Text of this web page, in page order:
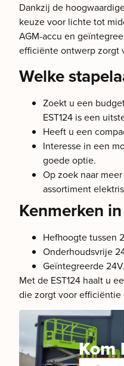
Dankzij de
keuze voor lichte tot
AGM-accu en
efficiënte ontwerp zorgt
Welke
Zoekt u een
EST124 is een
Heeft u een
Interesse in een
goede optie.
Op zoek naar
assortiment
Kenmerken
Hefhoogte tussen
Onderhoudsvrije
Geïntegreerde
Met de EST124 haalt u
die zorgt voor efficiëntie
Kom